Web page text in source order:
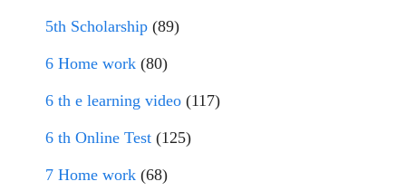
5th Scholarship (89)
6 Home work (80)
6 th e learning video (117)
6 th Online Test (125)
7 Home work (68)